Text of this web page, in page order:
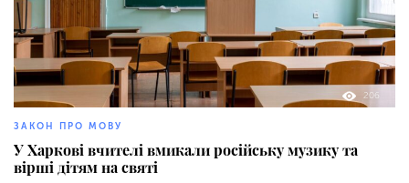
206
ЗАКОН ПРО МОВУ
У Харкові вчителі вмикали російську музику та
вірші дітям на святі